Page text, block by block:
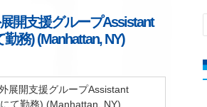
開支援グループAssistant
務) (Manhattan, NY)
展開支援グループAssistant
て勤務) (Manhattan, NY)